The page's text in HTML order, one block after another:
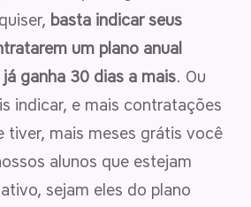
basta indicar seus
um plano anual
ganha 30 dias a mais. Ou
indicar, e mais contratações
tiver, mais meses grátis você
alunos que estejam
sejam eles do plano